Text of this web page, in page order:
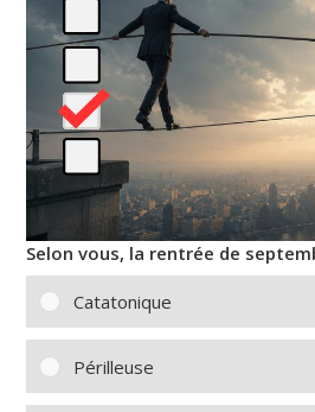
Selon vous, la rentrée de
Catatonique
Périlleuse